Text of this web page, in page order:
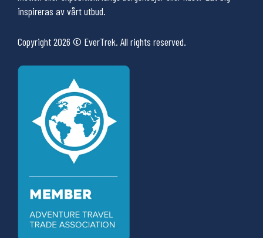
inspireras av vårt utbud.
Copyright 2026 © EverTrek. All rights reserved.